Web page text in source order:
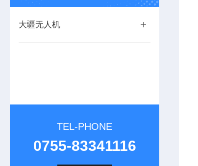
大疆无人机
TEL-PHONE
0755-83341116